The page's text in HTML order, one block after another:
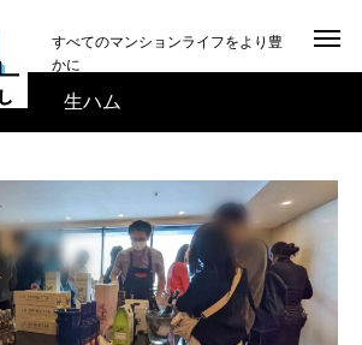
すべてのマンションライフをより豊
かに
生ハム